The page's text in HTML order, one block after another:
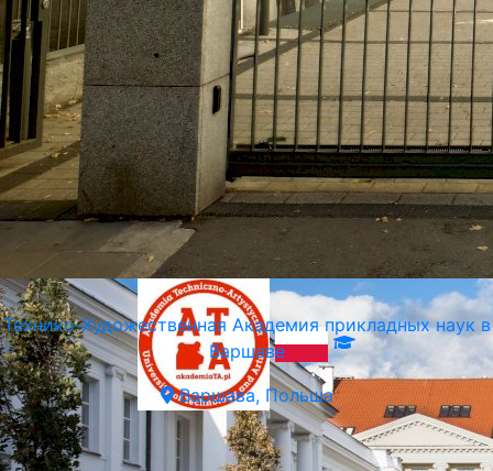
VIAMODA INDUSTRIAL
Варшава, Польша
Технико-Художественная Академия прикладных наук в
Варшаве
Варшава, Польша